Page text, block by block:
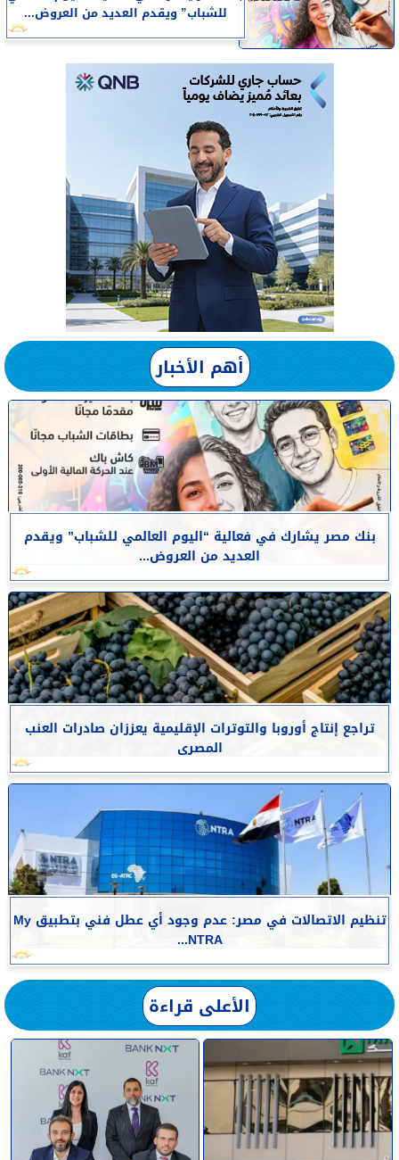
للشباب” ويقدم العديد من العروض...
أهم الأخبار
بنك مصر يشارك في فعالية “اليوم العالمي للشباب” ويقدم
العديد من العروض...
تراجع إنتاج أوروبا والتوترات الإقليمية يعززان صادرات العنب
المصرى
تنظيم الاتصالات في مصر: عدم وجود أي عطل فني بتطبيق My
NTRA...
الأعلى قراءة